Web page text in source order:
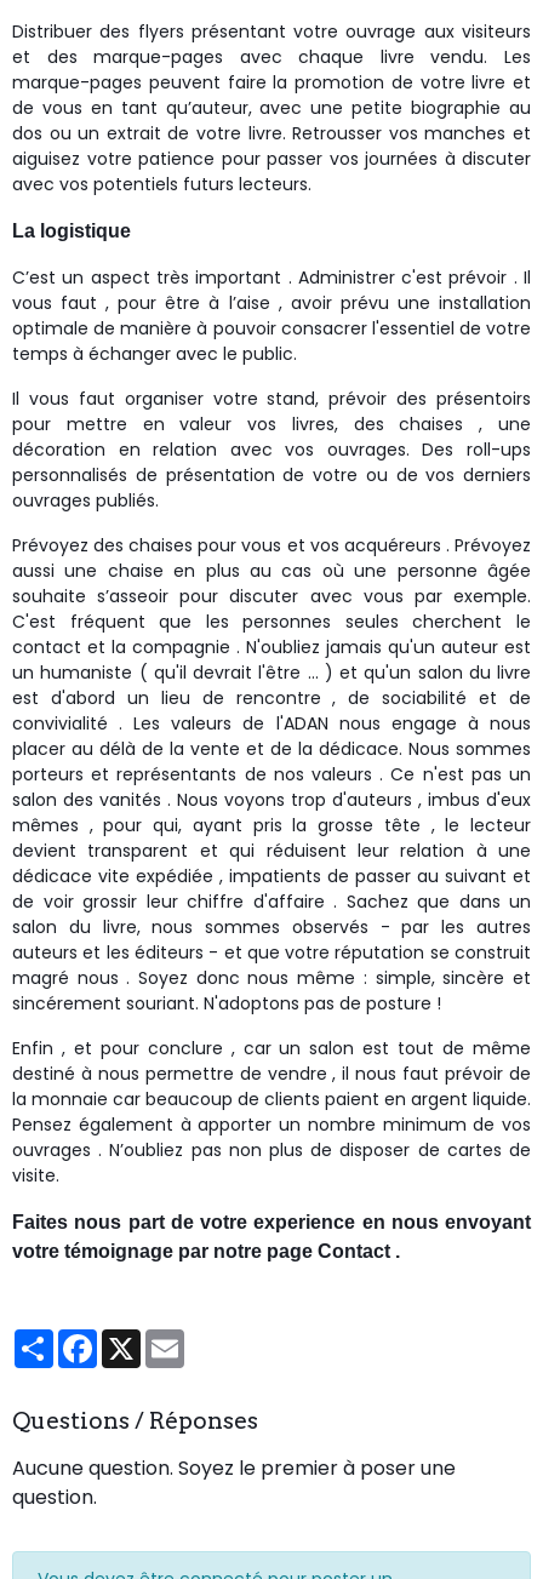
Distribuer des flyers présentant votre ouvrage aux visiteurs
et des marque-pages avec chaque livre vendu. Les
marque-pages peuvent faire la promotion de votre livre et
de vous en tant qu’auteur, avec une petite biographie au
dos ou un extrait de votre livre. Retrousser vos manches et
aiguisez votre patience pour passer vos journées à discuter
avec vos potentiels futurs lecteurs.
La logistique
C’est un aspect très important . Administrer c'est prévoir . Il
vous faut , pour être à l’aise , avoir prévu une installation
optimale de manière à pouvoir consacrer l'essentiel de votre
temps à échanger avec le public.
Il vous faut organiser votre stand, prévoir des présentoirs
pour mettre en valeur vos livres, des chaises , une
décoration en relation avec vos ouvrages. Des roll-ups
personnalisés de présentation de votre ou de vos derniers
ouvrages publiés.
Prévoyez des chaises pour vous et vos acquéreurs . Prévoyez
aussi une chaise en plus au cas où une personne âgée
souhaite s’asseoir pour discuter avec vous par exemple.
C'est fréquent que les personnes seules cherchent le
contact et la compagnie . N'oubliez jamais qu'un auteur est
un humaniste ( qu'il devrait l'être ... ) et qu'un salon du livre
est d'abord un lieu de rencontre , de sociabilité et de
convivialité . Les valeurs de l'ADAN nous engage à nous
placer au délà de la vente et de la dédicace. Nous sommes
porteurs et représentants de nos valeurs . Ce n'est pas un
salon des vanités . Nous voyons trop d'auteurs , imbus d'eux
mêmes , pour qui, ayant pris la grosse tête , le lecteur
devient transparent et qui réduisent leur relation à une
dédicace vite expédiée , impatients de passer au suivant et
de voir grossir leur chiffre d'affaire . Sachez que dans un
salon du livre, nous sommes observés - par les autres
auteurs et les éditeurs - et que votre réputation se construit
magré nous . Soyez donc nous même : simple, sincère et
sincérement souriant. N'adoptons pas de posture !
Enfin , et pour conclure , car un salon est tout de même
destiné à nous permettre de vendre , il nous faut prévoir de
la monnaie car beaucoup de clients paient en argent liquide.
Pensez également à apporter un nombre minimum de vos
ouvrages . N’oubliez pas non plus de disposer de cartes de
visite.
Faites nous part de votre experience en nous envoyant
votre témoignage par notre page Contact .
PartagerFacebook
X
Questions / Réponses
Aucune question. Soyez le premier à poser une
question.